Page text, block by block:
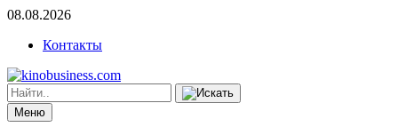
08.08.2026
Контакты
Меню